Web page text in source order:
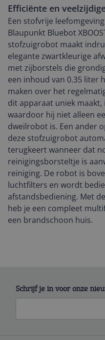
Efficiënte en
Een stofvrije
Blaupunkt Bluebot
stofzuigrobot maakt
elegante zwartkleurige
met zijborstels die
een inhoud van 0.35 liter
maken over het
dit apparaat uniek
waardoor hij niet alleen
dweilrobot is. Een ander
deze stofzuigrobot
terugkeert wanneer dat
reinigingsborsteltje is
reiniging. De robot is
luchtfilters en wordt
afstandsbediening. Met
heb je een compleet
een brandschoon huis.
Schrijf je in voor onze